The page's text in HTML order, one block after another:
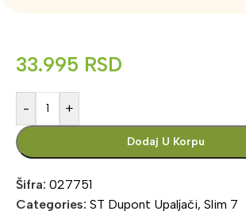
33.995 RSD
- +
Dodaj U Korpu
Šifra: 027751
Categories: ST Dupont Upaljači, Slim 7